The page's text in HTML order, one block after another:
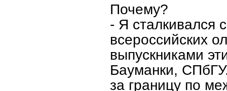
Почему?
- Я сталкивался
всероссийских
выпускниками
Бауманки,
за границу по